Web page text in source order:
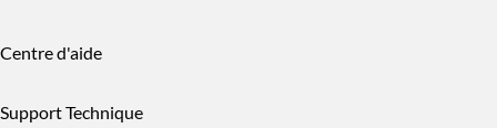
Centre d'aide
Support Technique